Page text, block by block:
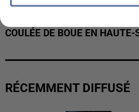
COULÉE DE BOUE EN HAUTE-
RÉCEMMENT DIFFUSÉ